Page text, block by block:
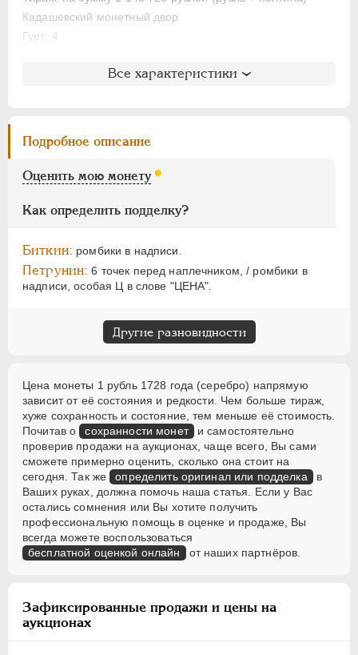
Кадашевский монетный двор
Гурт: 4
Литература и редкость
Уздеников: 0690 (точка)
Петрунин
: G - 62.1 (черта)
Семёнов: 53-472 (R2!)
ГМ: не вошла в описание
Все характеристики
Подробное описание
Оценить мою монету
Как определить подделку?
Биткин: ромбики в надписи.
Петрунин: 6 точек перед наплечником, / ромбики в
надписи, особая Ц в слове "ЦЕНА".
Другие разновидности
Цена монеты 1 рубль 1728 года (серебро) напрямую
зависит от её состояния и редкости. Чем больше тираж,
хуже сохранность и состояние, тем меньше её стоимость.
Почитав о сохранности монет и самостоятельно
проверив продажи на аукционах, чаще всего, Вы сами
сможете примерно оценить, сколько она стоит на
сегодня. Так же определить оригинал или подделка в
Ваших руках, должна помочь наша статья. Если у Вас
остались сомнения или Вы хотите получить
профессиональную помощь в оценке и продаже, Вы
всегда можете воспользоваться
бесплатной оценкой онлайн от наших партнёров.
Зафиксированные продажи и цены на
аукционах
ВРЕМЕННОЕ ПРАВ. 1917-1918